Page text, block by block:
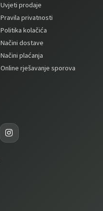
Uvjeti prodaje
Pravila privatnosti
Politika kolačića
Načini dostave
Načini plaćanja
Online rješavanje sporova